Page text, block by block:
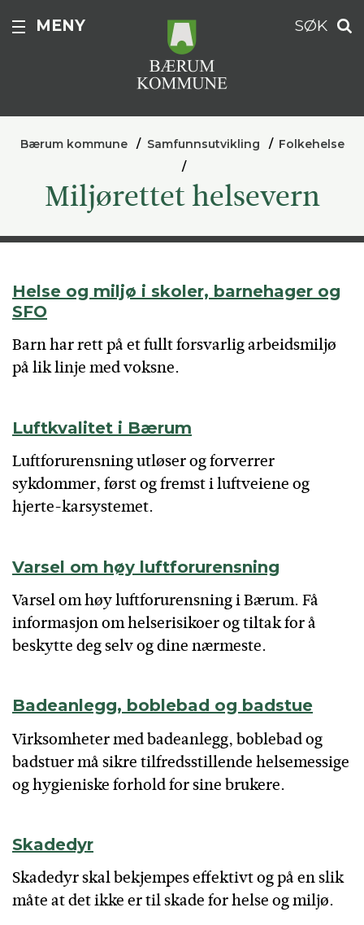
MENY SØK
Bærum kommune Samfunnsutvikling Folkehelse
Miljørettet helsevern
Helse og miljø i skoler, barnehager og
SFO
Barn har rett på et fullt forsvarlig arbeidsmiljø
på lik linje med voksne.
Luftkvalitet i Bærum
Luftforurensning utløser og forverrer
sykdommer, først og fremst i luftveiene og
hjerte-karsystemet.
Varsel om høy luftforurensning
Varsel om høy luftforurensning i Bærum. Få
informasjon om helserisikoer og tiltak for å
beskytte deg selv og dine nærmeste.
Badeanlegg, boblebad og badstue
Virksomheter med badeanlegg, boblebad og
badstuer må sikre tilfredsstillende helsemessige
og hygieniske forhold for sine brukere.
Skadedyr
Skadedyr skal bekjempes effektivt og på en slik
måte at det ikke er til skade for helse og miljø.